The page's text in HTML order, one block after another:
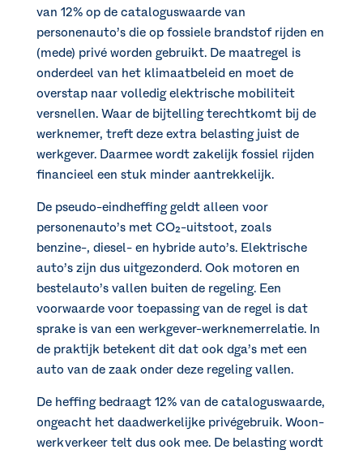
van 12% op de cataloguswaarde van
personenauto’s die op fossiele brandstof rijden en
(mede) privé worden gebruikt. De maatregel is
onderdeel van het klimaatbeleid en moet de
overstap naar volledig elektrische mobiliteit
versnellen. Waar de bijtelling terechtkomt bij de
werknemer, treft deze extra belasting juist de
werkgever. Daarmee wordt zakelijk fossiel rijden
financieel een stuk minder aantrekkelijk.
De pseudo-eindheffing geldt alleen voor
personenauto’s met CO₂-uitstoot, zoals
benzine-, diesel- en hybride auto’s. Elektrische
auto’s zijn dus uitgezonderd. Ook motoren en
bestelauto’s vallen buiten de regeling. Een
voorwaarde voor toepassing van de regel is dat
sprake is van een werkgever-werknemerrelatie. In
de praktijk betekent dit dat ook dga’s met een
auto van de zaak onder deze regeling vallen.
De heffing bedraagt 12% van de cataloguswaarde,
ongeacht het daadwerkelijke privégebruik. Woon-
werkverkeer telt dus ook mee. De belasting wordt